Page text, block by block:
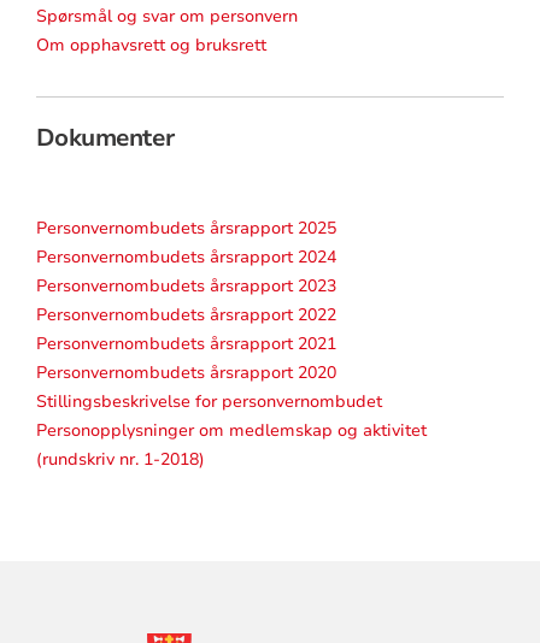
Spørsmål og svar om personvern
Om opphavsrett og bruksrett
Dokumenter
Personvernombudets årsrapport 2025
Personvernombudets årsrapport 2024
Personvernombudets årsrapport 2023
Personvernombudets årsrapport 2022
Personvernombudets årsrapport 2021
Personvernombudets årsrapport 2020
Stillingsbeskrivelse for personvernombudet
Personopplysninger om medlemskap og aktivitet
(rundskriv nr. 1-2018)